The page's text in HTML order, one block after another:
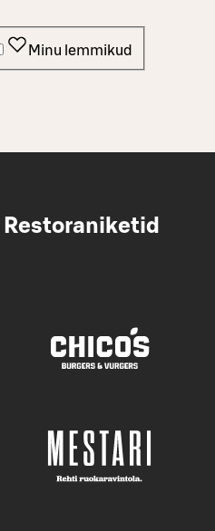
Minu lemmikud
Restoraniketid